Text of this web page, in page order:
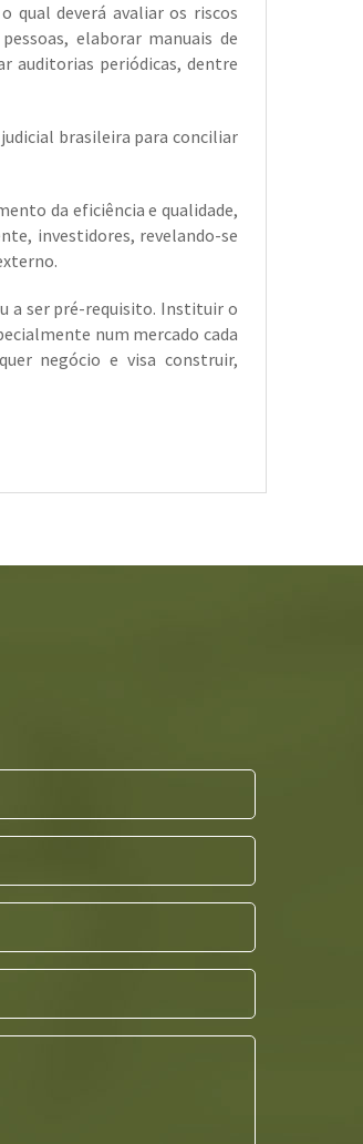
qual deverá avaliar os riscos
elaborar manuais de
auditorias periódicas, dentre
brasileira para conciliar
da eficiência e qualidade,
investidores, revelando-se
a ser pré-requisito. Instituir o
num mercado cada
negócio e visa construir,